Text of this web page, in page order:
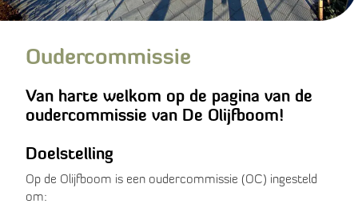
Oudercommissie
Van harte welkom op de pagina van de
oudercommissie van De Olijfboom!
Doelstelling
Op de Olijfboom is een oudercommissie (OC) ingesteld
om: